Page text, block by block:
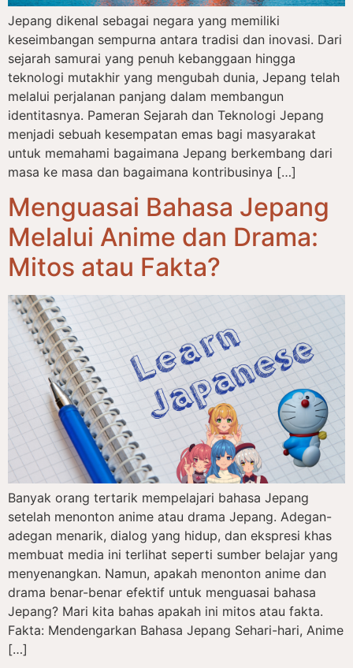
Jepang dikenal sebagai negara yang memiliki
keseimbangan sempurna antara tradisi dan inovasi. Dari
sejarah samurai yang penuh kebanggaan hingga
teknologi mutakhir yang mengubah dunia, Jepang telah
melalui perjalanan panjang dalam membangun
identitasnya. Pameran Sejarah dan Teknologi Jepang
menjadi sebuah kesempatan emas bagi masyarakat
untuk memahami bagaimana Jepang berkembang dari
masa ke masa dan bagaimana kontribusinya […]
Menguasai Bahasa Jepang
Melalui Anime dan Drama:
Mitos atau Fakta?
Banyak orang tertarik mempelajari bahasa Jepang
setelah menonton anime atau drama Jepang. Adegan-
adegan menarik, dialog yang hidup, dan ekspresi khas
membuat media ini terlihat seperti sumber belajar yang
menyenangkan. Namun, apakah menonton anime dan
drama benar-benar efektif untuk menguasai bahasa
Jepang? Mari kita bahas apakah ini mitos atau fakta.
Fakta: Mendengarkan Bahasa Jepang Sehari-hari, Anime
[…]